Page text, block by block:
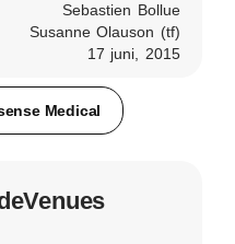
Sebastien Bollue
Susanne Olauson (tf)
17 juni, 2015
Medical